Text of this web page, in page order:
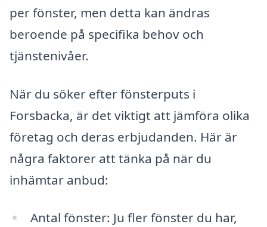
per fönster, men detta kan ändras
beroende på specifika behov och
tjänstenivåer.
När du söker efter fönsterputs i
Forsbacka, är det viktigt att jämföra olika
företag och deras erbjudanden. Här är
några faktorer att tänka på när du
inhämtar anbud:
Antal fönster: Ju fler fönster du har,